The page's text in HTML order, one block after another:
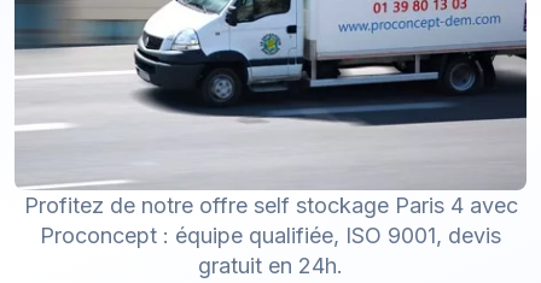
Profitez de notre offre self stockage Paris 4 avec
Proconcept : équipe qualifiée, ISO 9001, devis
gratuit en 24h.